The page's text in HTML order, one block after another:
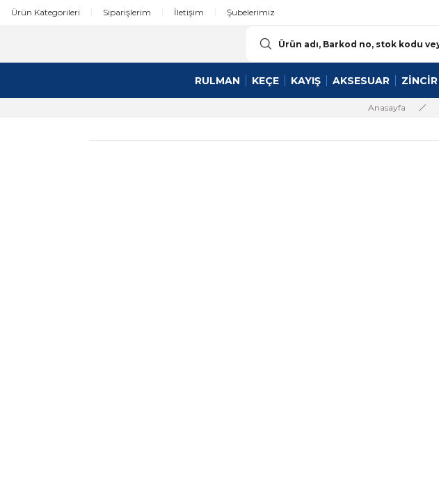
Ürün Kategorileri Siparişlerim İletişim Şubelerimiz
RULMAN KEÇE KAYIŞ AKSESUAR ZİNCİR
Anasayfa